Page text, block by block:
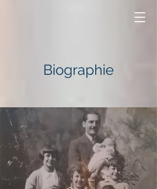
Biographie